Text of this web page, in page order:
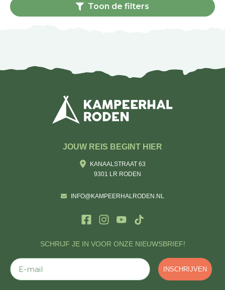
Toon de filters
SCHRIJF JE IN VOOR ONZE NIEUWSBRIEF!
E-mail
INSCHRIJVEN
JOUW REIS BEGINT HIER
KANAALSTRAAT 63
9301 LR RODEN
INFO@KAMPEERHALRODEN.NL